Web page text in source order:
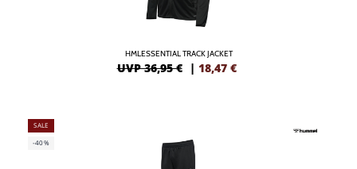
HMLESSENTIAL TRACK JACKET
UVP 36,95 € | 18,47 €
SALE
-40%